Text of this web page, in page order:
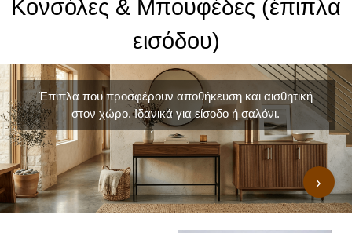
Κονσόλες & Μπουφέδες (έπιπλα
εισόδου)
›
Έπιπλα που προσφέρουν αποθήκευση και αισθητική
στον χώρο. Ιδανικά για είσοδο ή σαλόνι.